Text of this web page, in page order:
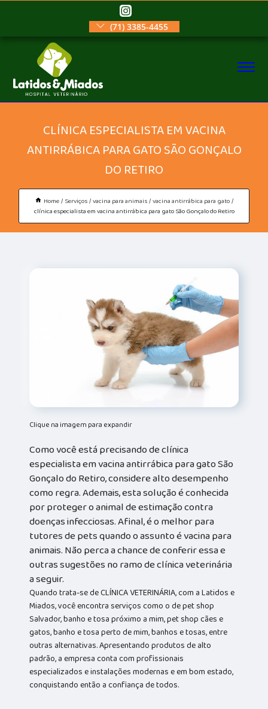
(71) 3385-4455
CLÍNICA ESPECIALISTA EM VACINA
ANTIRRÁBICA PARA GATO SÃO GONÇALO
DO RETIRO
Home Serviços vacina para animais vacina antirrábica para gato
clínica especialista em vacina antirrábica para gato São Gonçalo do Retiro
Clique na imagem para expandir
Como você está precisando de clínica
especialista em vacina antirrábica para gato São
Gonçalo do Retiro, considere alto desempenho
como regra. Ademais, esta solução é conhecida
por proteger o animal de estimação contra
doenças infecciosas. Afinal, é o melhor para
tutores de pets quando o assunto é vacina para
animais. Não perca a chance de conferir essa e
outras sugestões no ramo de clínica veterinária
a seguir.
Quando trata-se de CLÍNICA VETERINÁRIA, com a Latidos e
Miados, você encontra serviços como o de pet shop
Salvador, banho e tosa próximo a mim, pet shop cães e
gatos, banho e tosa perto de mim, banhos e tosas, entre
outras alternativas. Apresentando produtos de alto
padrão, a empresa conta com profissionais
especializados e instalações modernas e em bom estado,
conquistando então a confiança de todos.